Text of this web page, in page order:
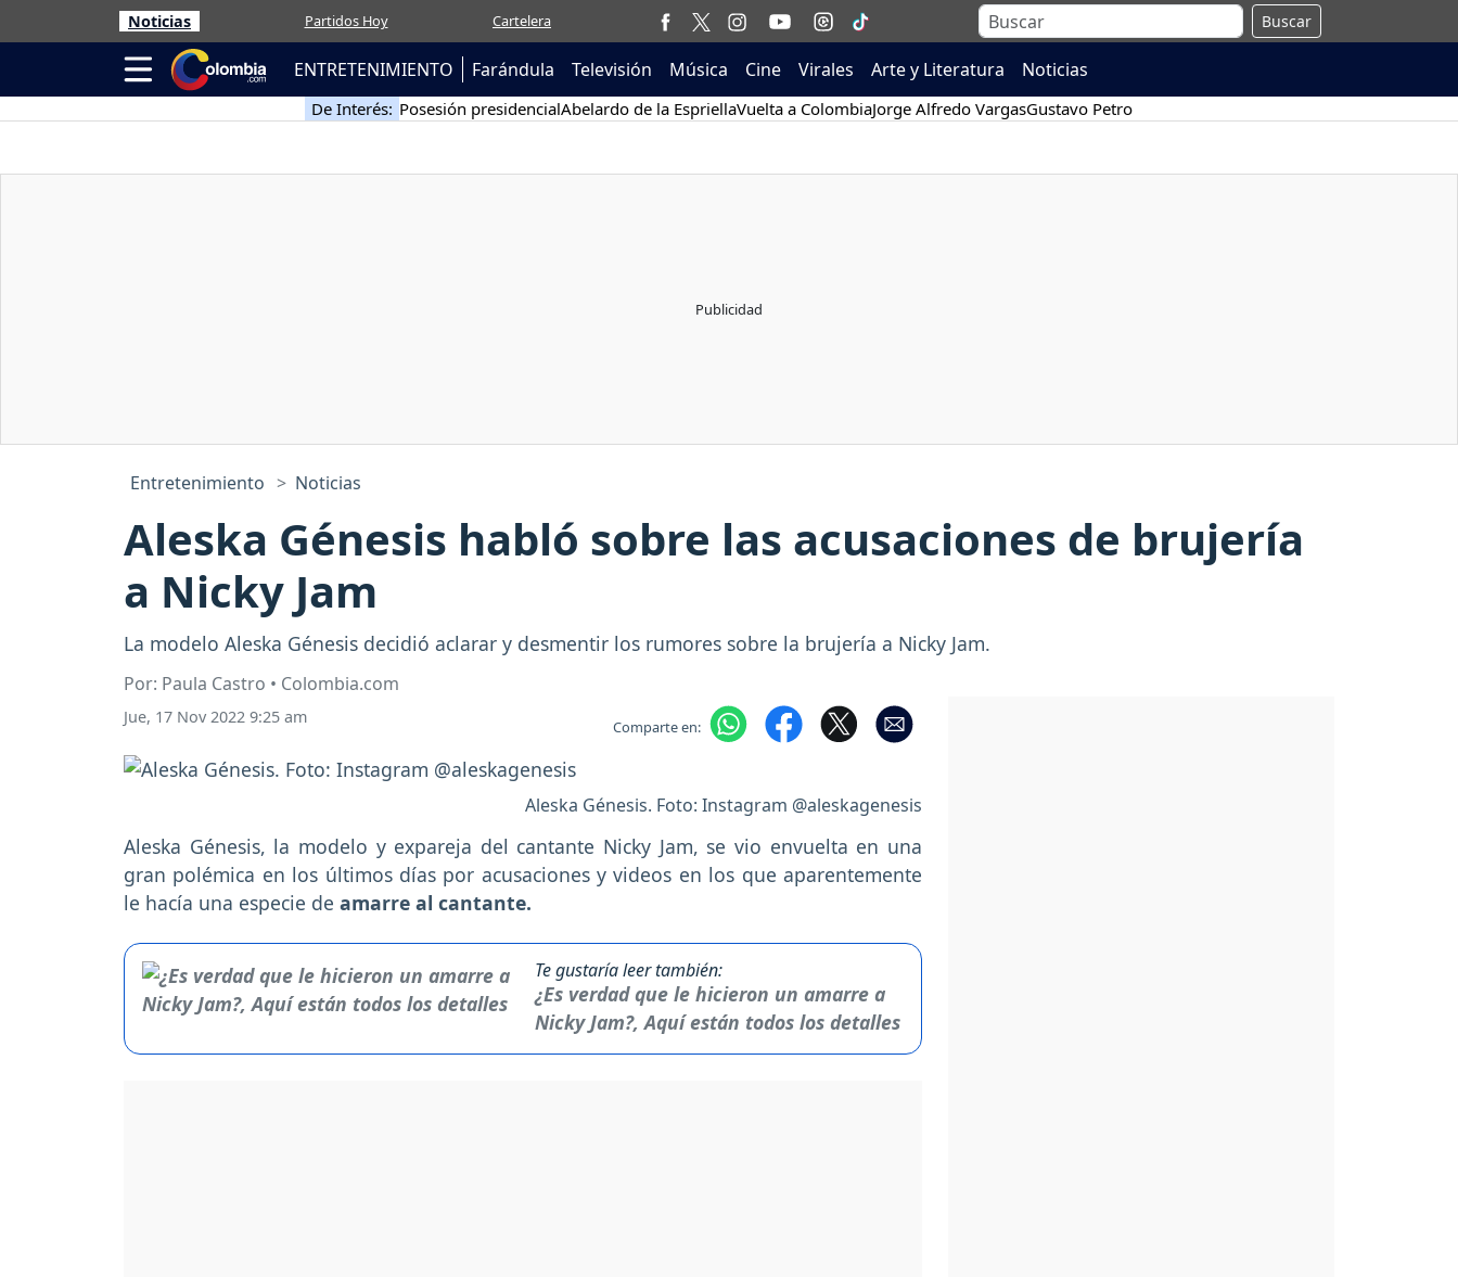
Noticias Partidos Hoy Cartelera Buscar
ENTRETENIMIENTO Farándula Televisión Música Cine Virales Arte y Literatura Noticias
De Interés: Posesión presidencialAbelardo de la EspriellaVuelta a ColombiaJorge Alfredo VargasGustavo Petro
Entretenimiento Noticias
Aleska Génesis habló sobre las acusaciones de brujería
a Nicky Jam
La modelo Aleska Génesis decidió aclarar y desmentir los rumores sobre la brujería a Nicky Jam.
Por: Paula Castro • Colombia.com
Jue, 17 Nov 2022 9:25 am Comparte en:
Aleska Génesis. Foto: Instagram @aleskagenesis
Aleska Génesis, la modelo y expareja del cantante Nicky Jam, se vio envuelta en una
gran polémica en los últimos días por acusaciones y videos en los que aparentemente
le hacía una especie de amarre al cantante.
Te gustaría leer también:
¿Es verdad que le hicieron un amarre a
Nicky Jam?, Aquí están todos los detalles